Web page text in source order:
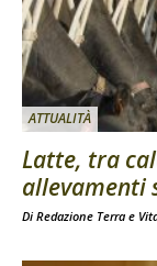
ATTUALITÀ
Latte, tra
allevamenti
Di Redazione Terra e